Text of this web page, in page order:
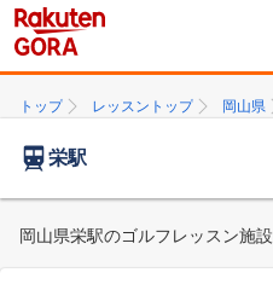
トップ レッスントップ 岡山県
栄駅
岡山県栄駅のゴルフレッスン施設